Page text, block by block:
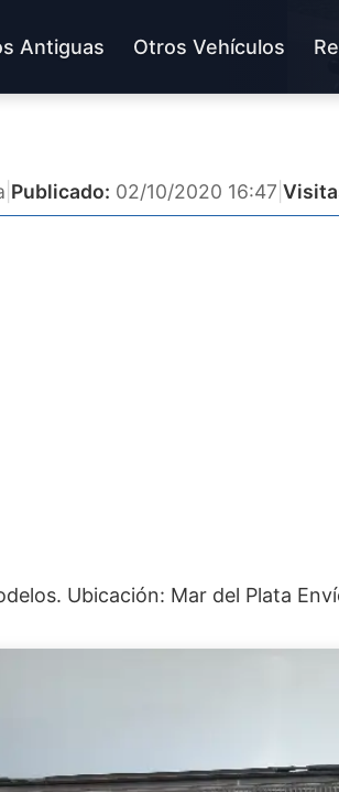
Antiguas Otros Vehículos
Publicado: 02/10/2020 16:47
Ubicación: Mar del Plata